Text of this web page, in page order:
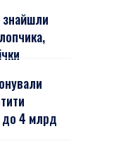
до 4 млрд